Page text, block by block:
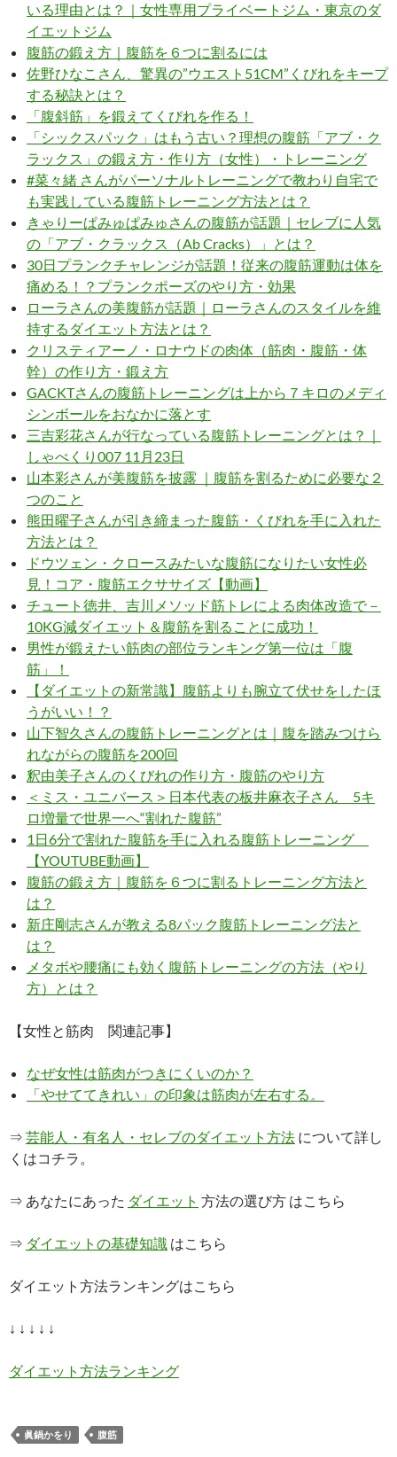
いる理由とは？｜女性専用プライベートジム・東京のダ
イエットジム
腹筋の鍛え方｜腹筋を６つに割るには
佐野ひなこさん、驚異の”ウエスト51CM”くびれをキープ
する秘訣とは？
「腹斜筋」を鍛えてくびれを作る！
「シックスパック」はもう古い？理想の腹筋「アブ・ク
ラックス」の鍛え方・作り方（女性）・トレーニング
#菜々緒 さんがパーソナルトレーニングで教わり自宅で
も実践している腹筋トレーニング方法とは？
きゃりーぱみゅぱみゅさんの腹筋が話題｜セレブに人気
の「アブ・クラックス（Ab Cracks）」とは？
30日プランクチャレンジが話題！従来の腹筋運動は体を
痛める！？プランクポーズのやり方・効果
ローラさんの美腹筋が話題｜ローラさんのスタイルを維
持するダイエット方法とは？
クリスティアーノ・ロナウドの肉体（筋肉・腹筋・体
幹）の作り方・鍛え方
GACKTさんの腹筋トレーニングは上から７キロのメディ
シンボールをおなかに落とす
三吉彩花さんが行なっている腹筋トレーニングとは？｜
しゃべくり007 11月23日
山本彩さんが美腹筋を披露 ｜腹筋を割るために必要な２
つのこと
熊田曜子さんが引き締まった腹筋・くびれを手に入れた
方法とは？
ドウツェン・クロースみたいな腹筋になりたい女性必
見！コア・腹筋エクササイズ【動画】
チュート徳井、吉川メソッド筋トレによる肉体改造で－
10KG減ダイエット＆腹筋を割ることに成功！
男性が鍛えたい筋肉の部位ランキング第一位は「腹
筋」！
【ダイエットの新常識】腹筋よりも腕立て伏せをしたほ
うがいい！？
山下智久さんの腹筋トレーニングとは｜腹を踏みつけら
れながらの腹筋を200回
釈由美子さんのくびれの作り方・腹筋のやり方
＜ミス・ユニバース＞日本代表の板井麻衣子さん 5キ
ロ増量で世界一へ“割れた腹筋”
1日6分で割れた腹筋を手に入れる腹筋トレーニング
【YOUTUBE動画】
腹筋の鍛え方｜腹筋を６つに割るトレーニング方法と
は？
新庄剛志さんが教える8パック腹筋トレーニング法と
は？
メタボや腰痛にも効く腹筋トレーニングの方法（やり
方）とは？
【女性と筋肉 関連記事】
なぜ女性は筋肉がつきにくいのか？
「やせててきれい」の印象は筋肉が左右する。
⇒ 芸能人・有名人・セレブのダイエット方法 について詳し
くはコチラ。
⇒ あなたにあった ダイエット 方法の選び方 はこちら
⇒ ダイエットの基礎知識 はこちら
ダイエット方法ランキングはこちら
↓ ↓ ↓ ↓ ↓
ダイエット方法ランキング
眞鍋かをり 腹筋